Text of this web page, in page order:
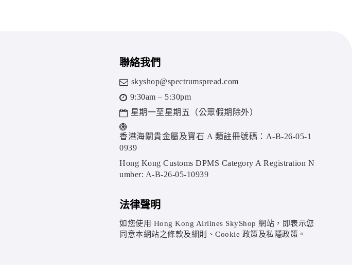
聯絡我們
skyshop@spectrumspread.com
9:30am – 5:30pm
星期一至星期五（公眾假期除外）
香港海關貴金屬及寶石 A 類註冊號碼：A-B-26-05-1
0939
Hong Kong Customs DPMS Category A Registration N
umber: A-B-26-05-10939
法律聲明
如您使用 Hong Kong Airlines SkyShop 網站，即表示您
同意本網站之條款及細則、Cookie 政策及私隱政策。